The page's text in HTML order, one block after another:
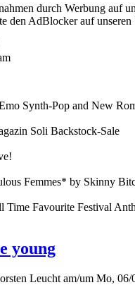
durch Werbung auf
den AdBlocker auf unseren
Synth-Pop and New
Soli Backstock-Sale
Femmes* by Skinny
Time Favourite Festival
young
Leucht am/um Mo, 06/